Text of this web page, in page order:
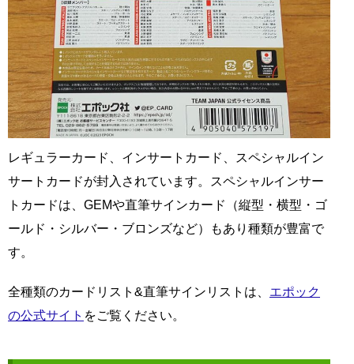
レギュラーカード、インサートカード、スペシャルイン
サートカードが封入されています。スペシャルインサー
トカードは、GEMや直筆サインカード（縦型・横型・ゴ
ールド・シルバー・ブロンズなど）もあり種類が豊富で
す。
全種類のカードリスト&直筆サインリストは、 エポック
の公式サイト をご覧ください。